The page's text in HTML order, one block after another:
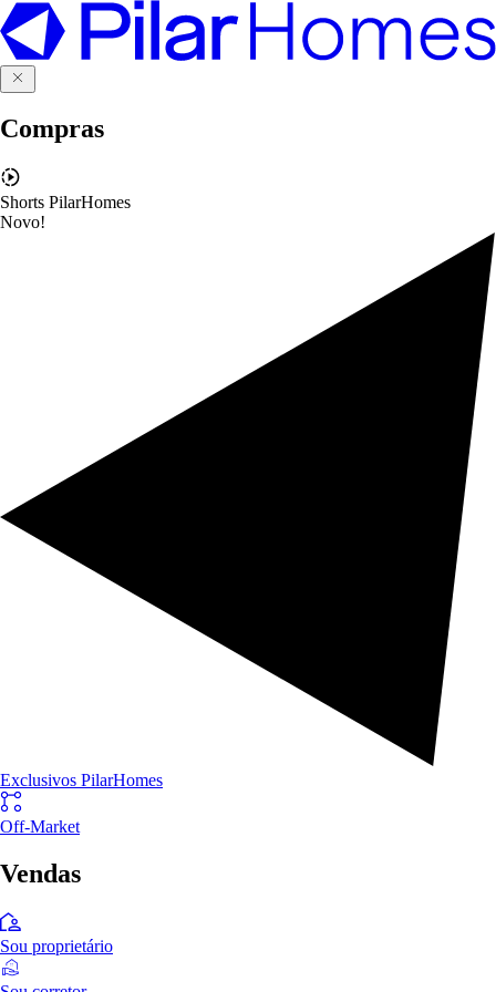
Compras
Shorts PilarHomes
Novo!
Exclusivos PilarHomes
Off-Market
Vendas
Sou proprietário